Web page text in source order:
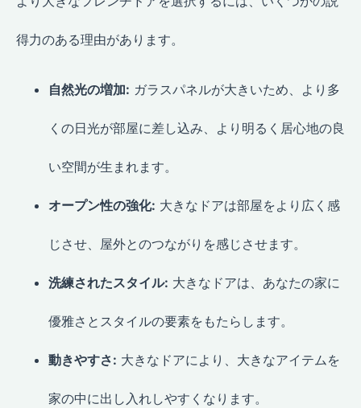
得力のある理由があります。
自然光の増加: ガラスパネルが大きいため、より多
くの日光が部屋に差し込み、より明るく居心地の良
い空間が生まれます。
オープン性の強化: 大きなドアは部屋をより広く感
じさせ、屋外とのつながりを感じさせます。
洗練されたスタイル: 大きなドアは、あなたの家に
優雅さとスタイルの要素をもたらします。
動きやすさ: 大きなドアにより、大きなアイテムを
家の中に出し入れしやすくなります。